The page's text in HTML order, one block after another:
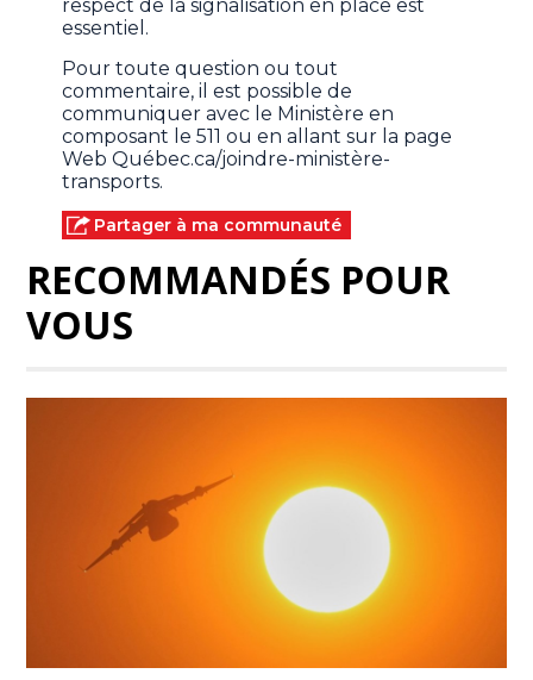
respect de la signalisation en place est
essentiel.
Pour toute question ou tout
commentaire, il est possible de
communiquer avec le Ministère en
composant le 511 ou en allant sur la page
Web Québec.ca/joindre-ministère-
transports.
Partager à ma communauté
RECOMMANDÉS POUR
VOUS